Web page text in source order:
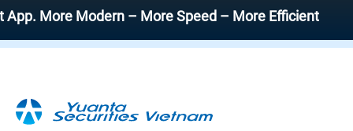
Modern – More Speed – More Efficient